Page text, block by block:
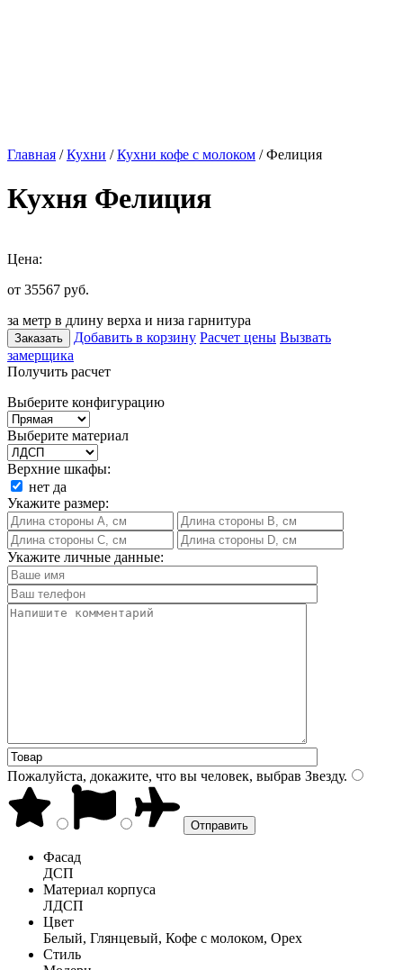
Главная /Кухни /Кухни кофе с молоком / Фелиция
Кухня Фелиция
Цена:
от 35567 руб.
за метр в длину верха и низа гарнитура
Заказать Добавить в корзину Расчет цены Вызвать
замерщика
Получить расчет
Выберите конфигурацию
Выберите материал
Верхние шкафы:
нет да
Укажите размер:
Укажите личные данные:
Пожалуйста, докажите, что вы человек, выбрав Звезду.
Фасад
ДСП
Материал корпуса
ЛДСП
Цвет
Белый, Глянцевый, Кофе с молоком, Орех
Стиль